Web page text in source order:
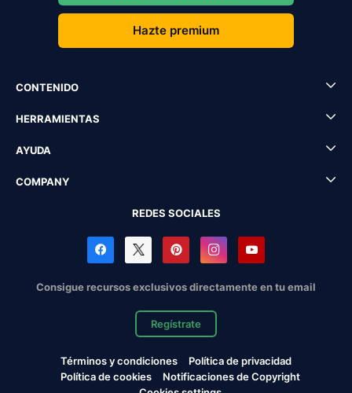
Hazte premium
CONTENIDO
HERRAMIENTAS
AYUDA
COMPANY
REDES SOCIALES
Consigue recursos exclusivos directamente en tu email
Regístrate
Términos y condiciones
Política de privacidad
Política de cookies
Notificaciones de Copyright